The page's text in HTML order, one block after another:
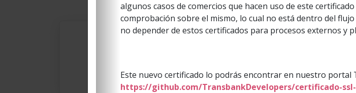
algunos casos de comercios que hacen uso de este
comprobación sobre el mismo, lo cual no está dentro del
no depender de estos certificados para procesos externos y
Este nuevo certificado lo podrás encontrar en nuestro portal
https://github.com/TransbankDevelopers/certificado-
Previous